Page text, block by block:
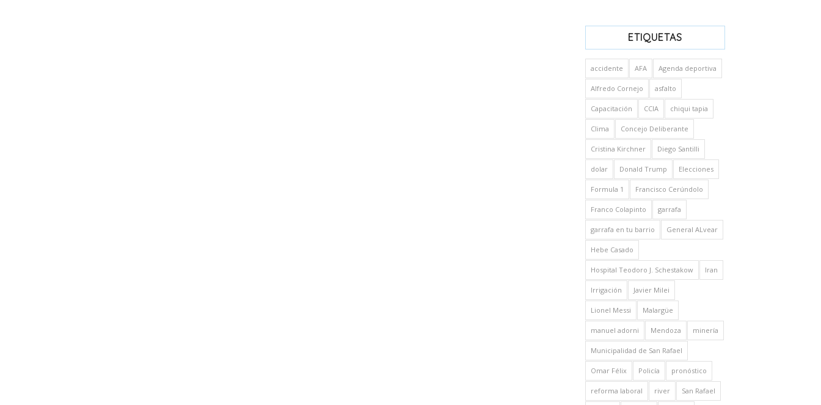
ETIQUETAS
accidente AFA Agenda deportiva
Alfredo Cornejo asfalto
Capacitación CCIA chiqui tapia
Clima Concejo Deliberante
Cristina Kirchner Diego Santilli
dolar Donald Trump Elecciones
Formula 1 Francisco Cerúndolo
Franco Colapinto garrafa
garrafa en tu barrio General ALvear
Hebe Casado
Hospital Teodoro J. Schestakow Iran
Irrigación Javier Milei
Lionel Messi Malargüe
manuel adorni Mendoza minería
Municipalidad de San Rafael
Omar Félix Policía pronóstico
reforma laboral river San Rafael